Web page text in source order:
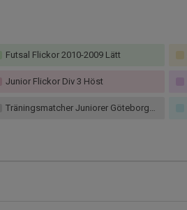
Futsal Flickor 2010-2009 Lätt
Junior Flickor Div 3 Höst
Träningsmatcher Juniorer Göteborg Flick